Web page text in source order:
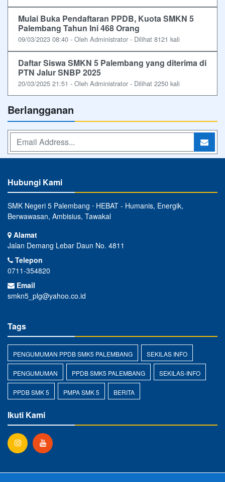
Mulai Buka Pendaftaran PPDB, Kuota SMKN 5
Palembang Tahun Ini 468 Orang
09/03/2023 08:40 - Oleh Administrator - Dilihat 8121 kali
Daftar Siswa SMKN 5 Palembang yang diterima di
PTN Jalur SNBP 2025
20/03/2025 21:51 - Oleh Administrator - Dilihat 2250 kali
Berlangganan
Hubungi Kami
SMK Negeri 5 Palembang ⋅ HEBAT - Humanis, Energik,
Berwawasan, Ambisius, Tawakal
Alamat
Jalan Demang Lebar Daun No. 4811
Telepon
0711-354820
Email
smkn5_plg@yahoo.co.id
Tags
PENGUMUMAN PPDB SMK5 PALEMBANG SEKILAS INFO
PENGUMUMAN PPDB SMK5 PALEMBANG SEKILAS-INFO
PPDB SMK 5 PMPA SMK 5 BERITA
Ikuti Kami